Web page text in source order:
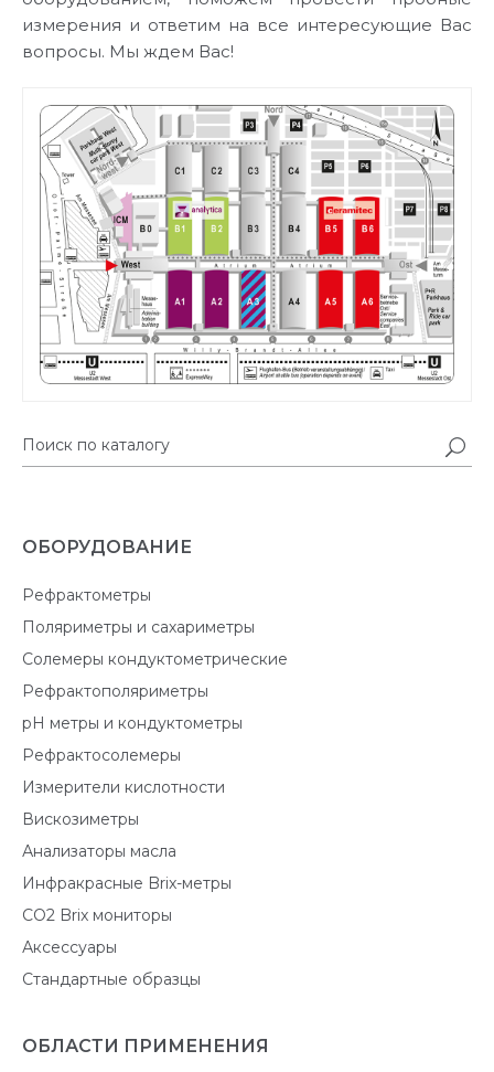
измерения и ответим на все интересующие Вас
вопросы. Мы ждем Вас!
ОБОРУДОВАНИЕ
Рефрактометры
Поляриметры и сахариметры
Солемеры кондуктометрические
Рефрактополяриметры
pH метры и кондуктометры
Рефрактосолемеры
Измерители кислотности
Вискозиметры
Анализаторы масла
Инфракрасные Brix-метры
CO2 Brix мониторы
Аксессуары
Стандартные образцы
ОБЛАСТИ ПРИМЕНЕНИЯ